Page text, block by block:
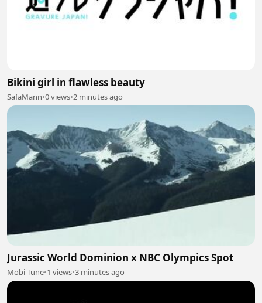
Bikini girl in flawless beauty
SafaMann•0 views•2 minutes ago
Jurassic World Dominion x NBC Olympics Spot
Mobi Tune•1 views•3 minutes ago